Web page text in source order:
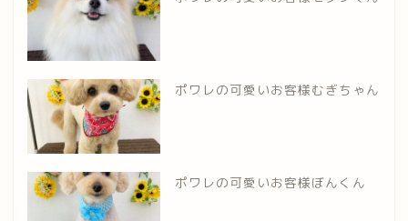
ポワレの可愛いお客様むぎちゃん
ポワレの可愛いお客様ぼんくん